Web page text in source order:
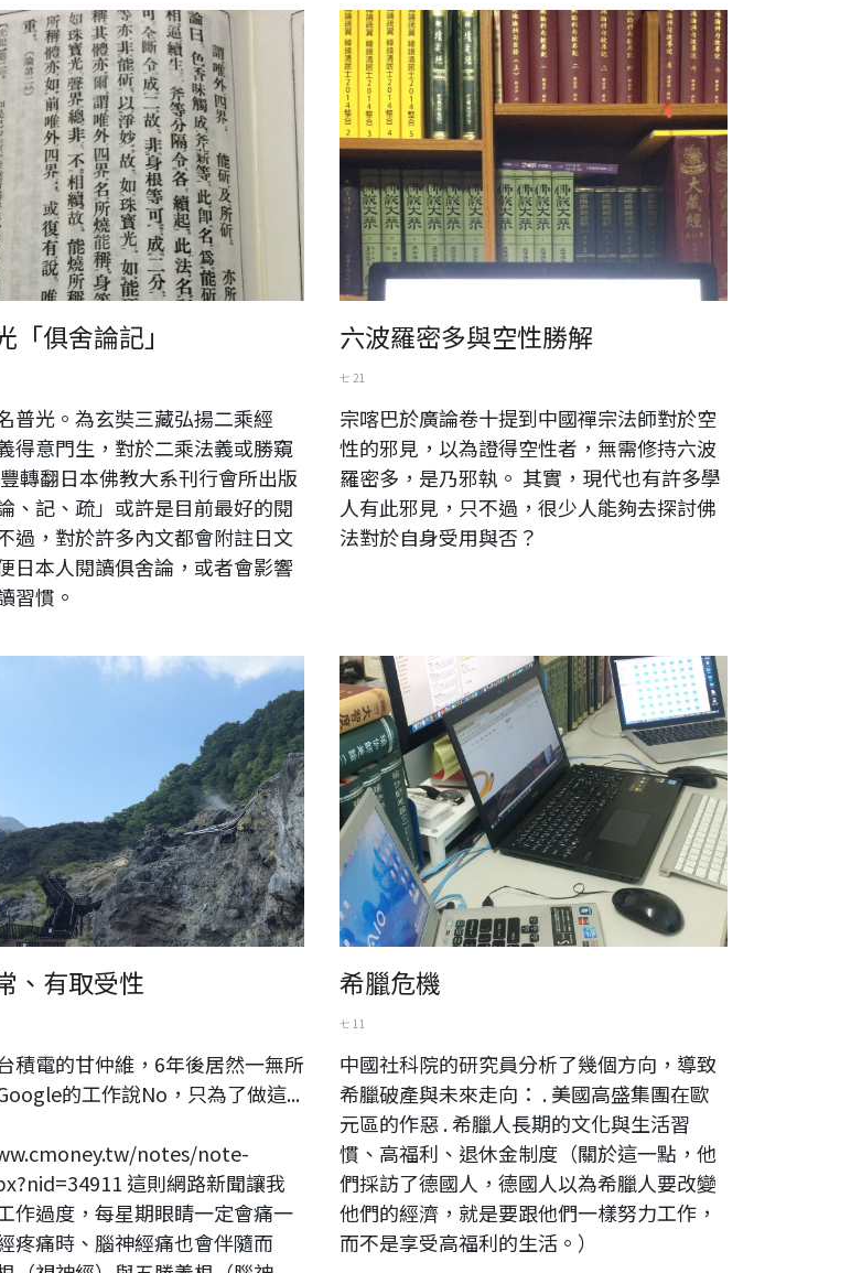
論
「俱舍論記」
普光。為玄奘三藏弘揚二乘經
得意門生，對於二乘法義或勝窺
轉翻日本佛教大系刊行會所出版
、記、疏」或許是目前最好的閱
過，對於許多內文都會附註日文
日本人閱讀俱舍論，或者會影響
習慣。
mac轉字體，有時候會轉錯別字。書桌用了許多種，我還是習
慣用便宜的學生型書桌，最方便、又耐用。
六波羅密多與空性勝解
七 21
宗喀巴於廣論卷十提到中國禪宗法師對於空
性的邪見，以為證得空性者，無需修持六波
羅密多，是乃邪執。 其實，現代也有許多學
人有此邪見，只不過，很少人能夠去探討佛
法對於自身受用與否？
、有取受性
積電的甘仲維，6年後居然一無所
的工作說No，只為了做這...
notes/note-
這則網路新聞讓我
作過度，每星期眼睛一定會痛一
疼痛時、腦神經痛也會伴隨而
Greek crisis
希臘危機
七 11
中國社科院的研究員分析了幾個方向，導致
希臘破產與未來走向： . 美國高盛集團在歐
元區的作惡 . 希臘人長期的文化與生活習
慣、高福利、退休金制度（關於這一點，他
們採訪了德國人，德國人以為希臘人要改變
他們的經濟，就是要跟他們一樣努力工作，
而不是享受高福利的生活。）